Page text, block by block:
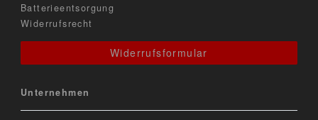
Batterieentsorgung
Widerrufsrecht
Widerrufsformular
Unternehmen